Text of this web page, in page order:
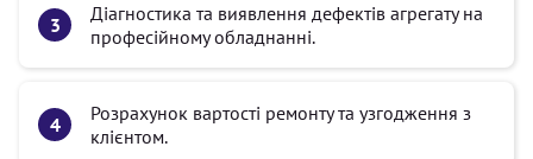
Діагностика та виявлення дефектів агрегату на
професійному обладнанні.
Розрахунок вартості ремонту та узгодження з
клієнтом.